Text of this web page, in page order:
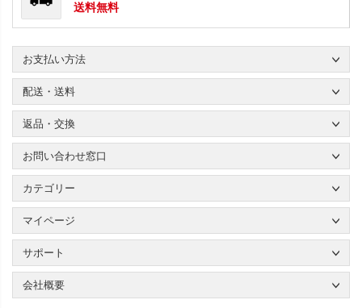
送料無料
お支払い方法
配送・送料
返品・交換
お問い合わせ窓口
カテゴリー
マイページ
サポート
会社概要